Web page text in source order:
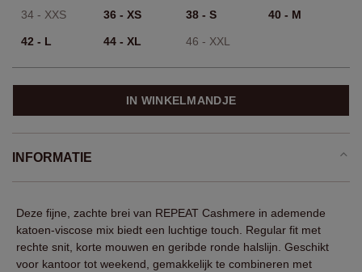
34 - XXS 36 - XS 38 - S 40 - M
42 - L 44 - XL 46 - XXL
IN WINKELMANDJE
INFORMATIE
Deze fijne, zachte brei van REPEAT Cashmere in ademende
katoen-viscose mix biedt een luchtige touch. Regular fit met
rechte snit, korte mouwen en geribde ronde halslijn. Geschikt
voor kantoor tot weekend, gemakkelijk te combineren met